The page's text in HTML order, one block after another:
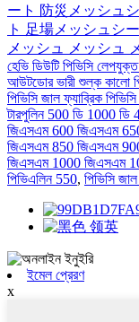
ート 防災メッシュ
ト 足場メッシュシ
メッシュ メッシュ
হেভি ডিউটি ​​পিভিসি
আউটডোর ভারী শুল্ক কালো
পিভিসি জাল ফ্যাব্রিক
টারপুলিন 500 ডি 1000
জিএসএম 600 জিএসএম
জিএসএম 850 জিএসএম
জিএসএম 1000 জিএসএম
পিভিএলিন 550, পিভিসি জাল
ইমেল প্রেরণ
x